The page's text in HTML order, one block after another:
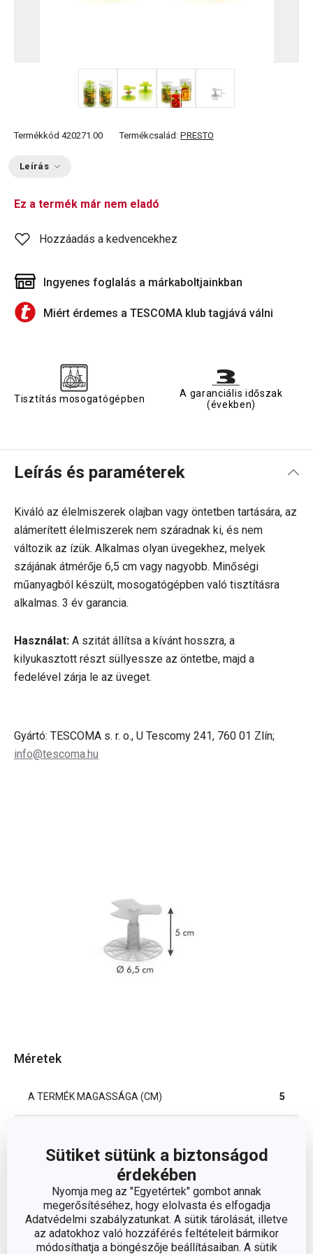
Sütiket sütünk a biztonságod
érdekében
Nyomja meg az "Egyetértek" gombot annak
megerősítéséhez, hogy elolvasta és elfogadja
Adatvédelmi szabályzatunkat. A sütik tárolását, illetve
az adatokhoz való hozzáférés feltételeit bármikor
módosíthatja a böngészője beállításaiban. A sütik
Termékkód 420271.00 Termékcsalád: PRESTO
Leírás
Ez a termék már nem eladó
Hozzáadás a kedvencekhez
Ingyenes foglalás a márkaboltjainkban
Miért érdemes a TESCOMA klub tagjává válni
Tisztítás mosogatógépben
A garanciális időszak
(években)
Leírás és paraméterek
Kiváló az élelmiszerek olajban vagy öntetben tartására, az
alámerített élelmiszerek nem száradnak ki, és nem
változik az ízük. Alkalmas olyan üvegekhez, melyek
szájának átmérője 6,5 cm vagy nagyobb. Minőségi
műanyagból készült, mosogatógépben való tisztításra
alkalmas. 3 év garancia.
Használat: A szitát állítsa a kívánt hosszra, a
kilyukasztott részt süllyessze az öntetbe, majd a
fedelével zárja le az üveget.
Gyártó: TESCOMA s. r. o., U Tescomy 241, 760 01 Zlín;
info@tescoma.hu
Méretek
A TERMÉK MAGASSÁGA (CM) 5
Egyéb paraméterek
ANYAG műanyag